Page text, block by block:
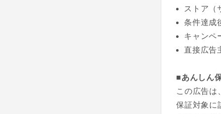
ストア（
条件達成
キャンペ
直接広告
■あんしん
この広告は
保証対象に